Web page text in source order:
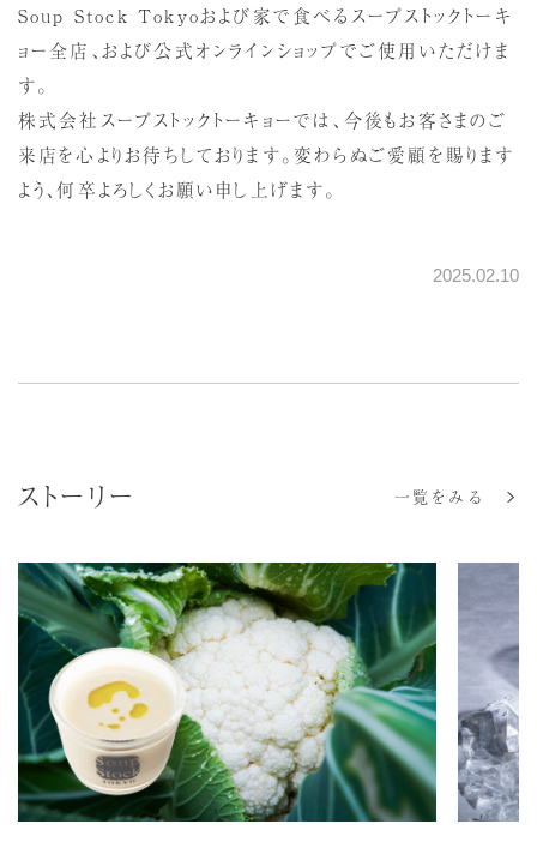
Soup Stock Tokyoおよび家で食べるスープストックトーキ
ョー全店、および公式オンラインショップでご使用いただけま
す。
株式会社スープストックトーキョーでは、今後もお客さまのご
来店を心よりお待ちしております。変わらぬご愛顧を賜ります
よう、何卒よろしくお願い申し上げます。
2025.02.10
ストーリー 一覧をみる